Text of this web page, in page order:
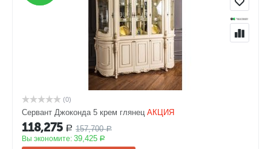
(0)
Сервант Джоконда 5 крем глянец АКЦИЯ
118,275 Р 157,700 Р
Вы экономите: 39,425 Р